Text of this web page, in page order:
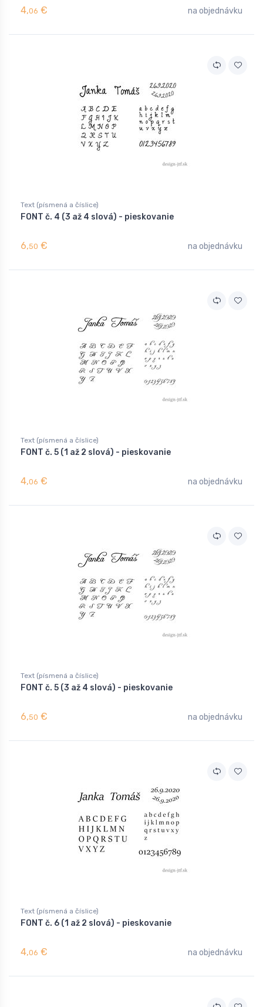
4,06 € na objednávku
Text (písmená a číslice)
FONT č. 4 (3 až 4 slová) - pieskovanie
6,50 € na objednávku
Text (písmená a číslice)
FONT č. 5 (1 až 2 slová) - pieskovanie
4,06 € na objednávku
Text (písmená a číslice)
FONT č. 5 (3 až 4 slová) - pieskovanie
6,50 € na objednávku
Text (písmená a číslice)
FONT č. 6 (1 až 2 slová) - pieskovanie
4,06 € na objednávku